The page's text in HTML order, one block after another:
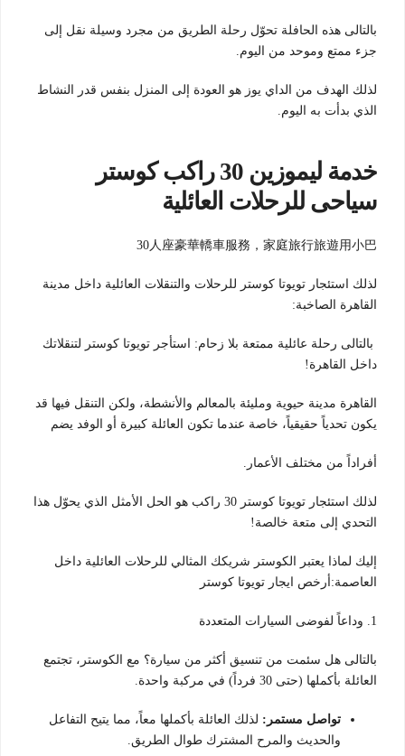
بالتالى هذه الحافلة تحوّل رحلة الطريق من مجرد وسيلة نقل إلى
جزء ممتع وموحد من اليوم.
لذلك الهدف من الداي يوز هو العودة إلى المنزل بنفس قدر النشاط
الذي بدأت به اليوم.
خدمة ليموزين 30 راكب كوستر
سياحى للرحلات العائلية
30人座豪華轎車服務，家庭旅行旅遊用小巴
لذلك استئجار تويوتا كوستر للرحلات والتنقلات العائلية داخل مدينة
القاهرة الصاخبة:
بالتالى رحلة عائلية ممتعة بلا زحام: استأجر تويوتا كوستر لتنقلاتك
داخل القاهرة!
القاهرة مدينة حيوية ومليئة بالمعالم والأنشطة، ولكن التنقل فيها قد
يكون تحدياً حقيقياً، خاصة عندما تكون العائلة كبيرة أو الوفد يضم
أفراداً من مختلف الأعمار.
لذلك استئجار تويوتا كوستر 30 راكب هو الحل الأمثل الذي يحوّل هذا
التحدي إلى متعة خالصة!
إليك لماذا يعتبر الكوستر شريكك المثالي للرحلات العائلية داخل
العاصمة:أرخص ايجار تويوتا كوستر
1. وداعاً لفوضى السيارات المتعددة
بالتالى هل سئمت من تنسيق أكثر من سيارة؟ مع الكوستر، تجتمع
العائلة بأكملها (حتى 30 فرداً) في مركبة واحدة.
تواصل مستمر: لذلك العائلة بأكملها معاً، مما يتيح التفاعل
والحديث والمرح المشترك طوال الطريق.